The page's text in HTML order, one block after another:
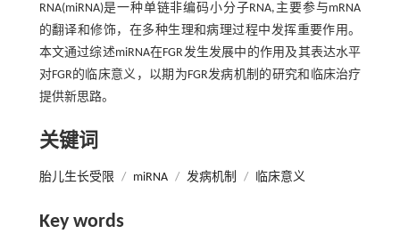
RNA(miRNA)是一种单链非编码小分子RNA,主要参与mRNA
的翻译和修饰，在多种生理和病理过程中发挥重要作用。
本文通过综述miRNA在FGR发生发展中的作用及其表达水平
对FGR的临床意义，以期为FGR发病机制的研究和临床治疗
提供新思路。
关键词
胎儿生长受限 / miRNA / 发病机制 / 临床意义
Key words